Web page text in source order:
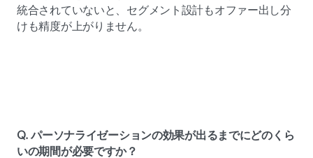
統合されていないと、セグメント設計もオファー出し分
けも精度が上がりません。
Q. パーソナライゼーションの効果が出るまでにどのくら
いの期間が必要ですか？